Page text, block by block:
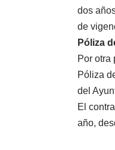
dos
de
Póliza
Por otra
Póliza
del
El
año,